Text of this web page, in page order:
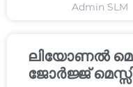
Admin SLM
ലിയോണൽ
ജോർജ്ജ്